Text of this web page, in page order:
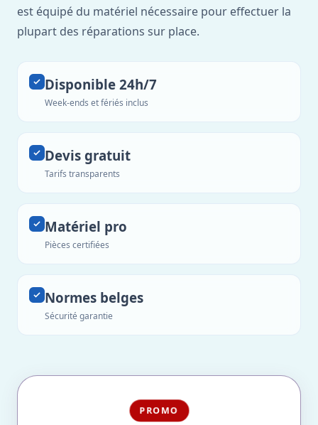
est équipé du matériel nécessaire pour effectuer la
plupart des réparations sur place.
Disponible 24h/7
Week-ends et fériés inclus
Devis gratuit
Tarifs transparents
Matériel pro
Pièces certifiées
Normes belges
Sécurité garantie
PROMO